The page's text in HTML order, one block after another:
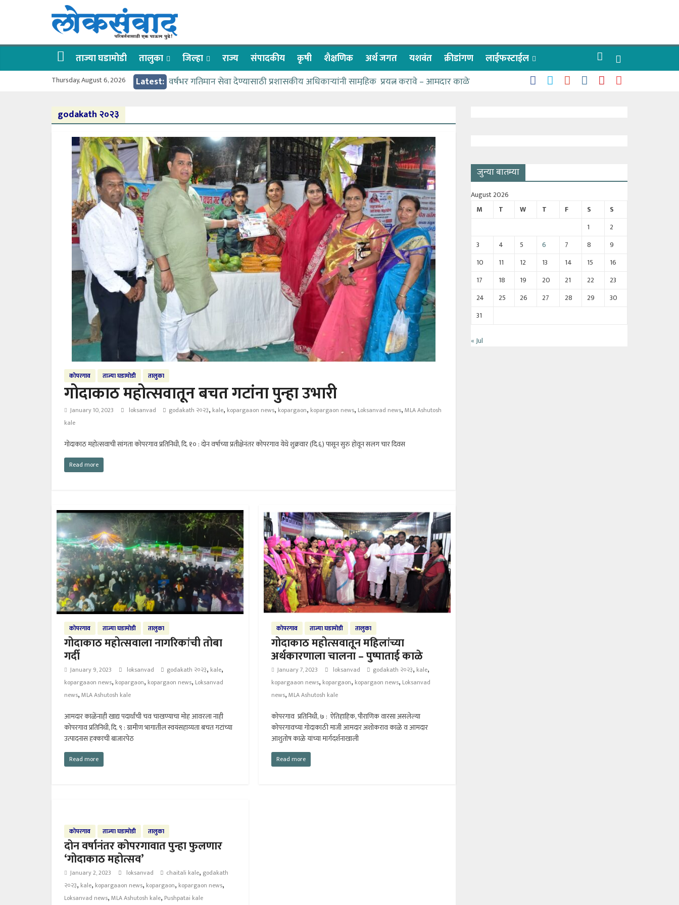
लोकसंवाद
ताज्या
घडामोडी
ताज्या घडामोडी तालुका जिल्हा राज्य संपादकीय कृषी शैक्षणिक अर्थ जगत यशवंत क्रीडांगण लाईफस्टाईल
Thursday, August 6, 2026 Latest: वर्षभर गतिमान सेवा देण्यासाठी प्रशासकीय अधिकाऱ्यांनी सामुहिक प्रयत्न करावे – आमदार काळे
ईच्छा आणि मेहनतीच्या बळावर यश मिळवता येते – शिवप्रसाद पंडोरे
आमदार आशुतोष काळे यांचा वाढदिवस विविध सामाजिक उपक्रमांनी साजरा
godakath २०२३
कोपरगाव ताज्या घडामोडी तालुका
गोदाकाठ महोत्सवातून बचत गटांना पुन्हा उभारी
January 10, 2023 loksanvad godakath २०२३, kale, kopargaaon news, kopargaon, kopargaon news, Loksanvad news, MLA Ashutosh
kale
गोदाकाठ महोत्सवाची सांगता कोपरगाव प्रतिनिधी, दि. १० : दोन वर्षाच्या प्रतीक्षेनंतर कोपरगाव येथे शुक्रवार (दि.६) पासून सुरु होवून सलग चार दिवस
Read more
कोपरगाव ताज्या घडामोडी तालुका
गोदाकाठ महोत्सवाला नागरिकांची तोबा
गर्दी
January 9, 2023 loksanvad godakath २०२३, kale,
kopargaaon news, kopargaon, kopargaon news, Loksanvad
news, MLA Ashutosh kale
आमदार काळेंनाही खाद्य पदार्थांची चव चाखण्याचा मोह आवरला नाही
कोपरगाव प्रतिनिधी, दि. ९ : ग्रामीण भागातील स्वयंसहाय्यता बचत गटांच्या
उत्पादनास हक्काची बाजारपेठ
Read more
कोपरगाव ताज्या घडामोडी तालुका
गोदाकाठ महोत्सवातून महिलांच्या
अर्थकारणाला चालना – पुष्पाताई काळे
January 7, 2023 loksanvad godakath २०२३, kale,
kopargaaon news, kopargaon, kopargaon news, Loksanvad
news,MLA Ashutosh kale
कोपरगाव प्रतिनिधी, ७ : ऐतिहाहिक, पौराणिक वारसा असलेल्या
कोपरगावच्या गोदाकाठी माजी आमदार अशोकराव काळे व आमदार
आशुतोष काळे यांच्या मार्गदर्शनाखाली
Read more
कोपरगाव ताज्या घडामोडी तालुका
दोन वर्षानंतर कोपरगावात पुन्हा फुलणार
‘गोदाकाठ महोत्सव’
January 2, 2023 loksanvad chaitali kale, godakath
२०२३, kale, kopargaaon news, kopargaon, kopargaon news,
Loksanvad news, MLA Ashutosh kale, Pushpatai kale
जुन्या बातम्या
August 2026
M
T W T F S
S
1
2
3
4 5 6 7 8
9
10
11 12 13 14 15
16
17
18 19 20 21 22
23
24
25 26 27 28 29
30
31
« Jul